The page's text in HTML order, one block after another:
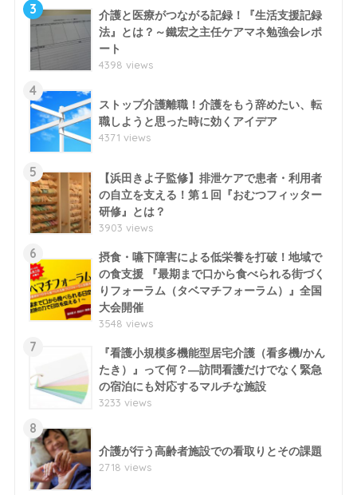
3
介護と医療がつながる記録！『生活支援記録
法』とは？～鐵宏之主任ケアマネ勉強会レポ
ート
4398 views
4
ストップ介護離職！介護をもう辞めたい、転
職しようと思った時に効くアイデア
4371 views
5
【浜田きよ子監修】排泄ケアで患者・利用者
の自立を支える！第１回『おむつフィッター
研修』とは？
3903 views
6
摂食・嚥下障害による低栄養を打破！地域で
の食支援 『最期まで口から食べられる街づく
りフォーラム（タベマチフォーラム）』全国
大会開催
3548 views
7
『看護小規模多機能型居宅介護（看多機/かん
たき）』って何？―訪問看護だけでなく緊急
の宿泊にも対応するマルチな施設
3233 views
8
介護が行う高齢者施設での看取りとその課題
2718 views